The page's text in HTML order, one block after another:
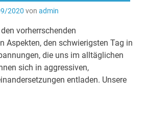
2020 von admin
vorherrschenden
Aspekten, den schwierigsten Tag in
die uns im alltäglichen
sich in aggressiven,
entladen. Unsere